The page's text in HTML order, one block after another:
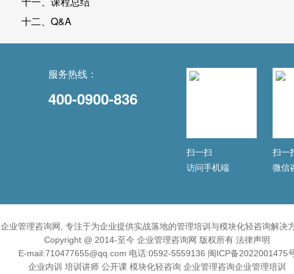
十二、Q&A
服务热线：
400-0900-836
扫一扫
访问手机端
扫一
微信
企业管理咨询网, 专注于为企业提供实战落地的管理培训与模块化轻咨询解决
Copyright @ 2014-至今 企业管理咨询网 版权所有 法律声明
E-mail:710477655@qq.com 电话:0592-5559136 闽ICP备2022001475
企业内训 培训讲师 公开课 模块化轻咨询 企业管理咨询企业管理培训